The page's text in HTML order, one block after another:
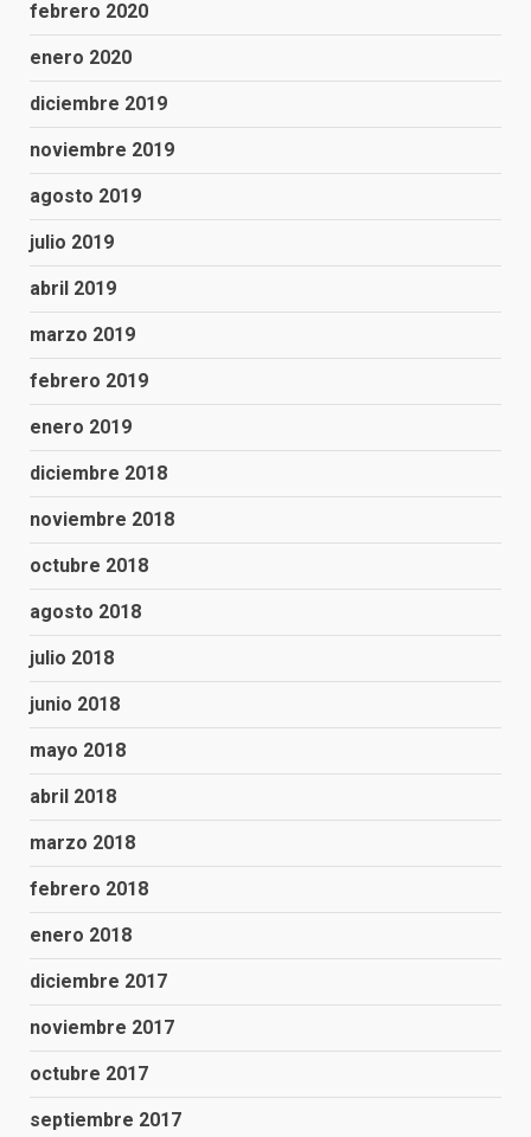
febrero 2020
enero 2020
diciembre 2019
noviembre 2019
agosto 2019
julio 2019
abril 2019
marzo 2019
febrero 2019
enero 2019
diciembre 2018
noviembre 2018
octubre 2018
agosto 2018
julio 2018
junio 2018
mayo 2018
abril 2018
marzo 2018
febrero 2018
enero 2018
diciembre 2017
noviembre 2017
octubre 2017
septiembre 2017